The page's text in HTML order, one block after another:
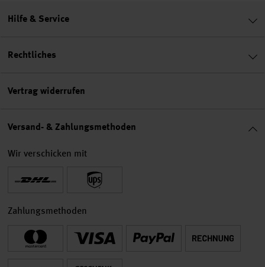
Hilfe & Service
Rechtliches
Vertrag widerrufen
Versand- & Zahlungsmethoden
Wir verschicken mit
Zahlungsmethoden